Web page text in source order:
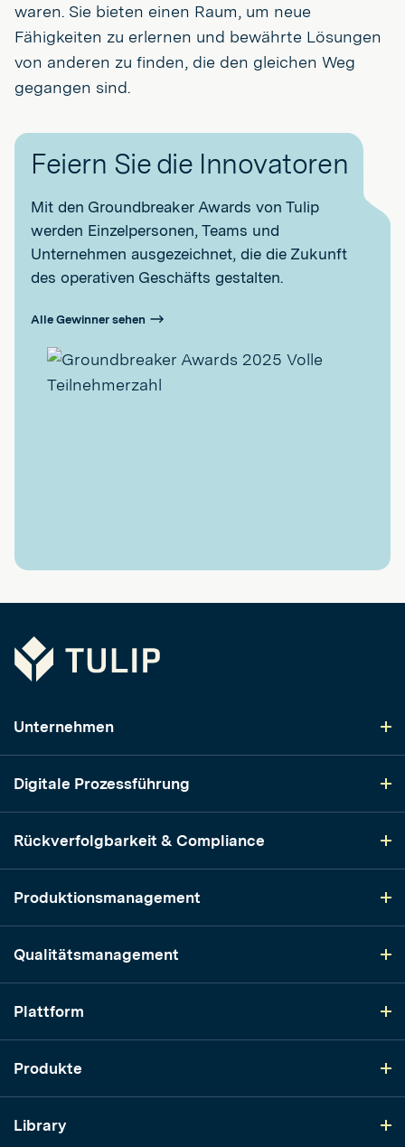
waren. Sie bieten einen Raum, um neue
Fähigkeiten zu erlernen und bewährte Lösungen
von anderen zu finden, die den gleichen Weg
gegangen sind.
Feiern Sie die Innovatoren
Mit den Groundbreaker Awards von Tulip
werden Einzelpersonen, Teams und
Unternehmen ausgezeichnet, die die Zukunft
des operativen Geschäfts gestalten.
Alle Gewinner sehen
Tulip
Unternehmen
Digitale Prozessführung
Rückverfolgbarkeit & Compliance
Produktionsmanagement
Qualitätsmanagement
Plattform
Produkte
Library